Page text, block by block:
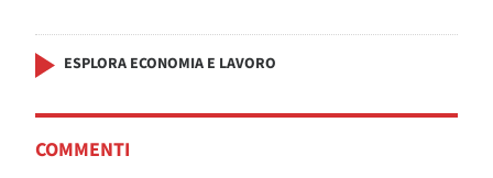
ESPLORA ECONOMIA E LAVORO
COMMENTI